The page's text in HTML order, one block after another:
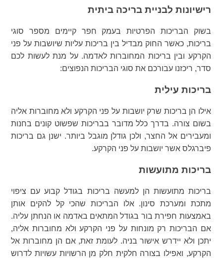
רישיונות לבניית בריכה ביתית
בשוק הבריכות הפרטיות בעמק חפר קיימים מספר סוגי
בריכות, כאשר החוק מבדיל בין בריכות עליות שיושבות על פני
הקרקע ובין בריכות המחוברות לאדמה. על מנת לעשות לכם
סדר, ריכזנו עבורכם את סוגי הבריכות הנפוצים:
בריכות עילית
אילו הן בריכות שרק יושבות על פני הקרקע ולא מחוברות אליה
בשום צורה. בדרך כלל מדובר בבריכות שפשוט קונים בחנות
ומעבירים אל החצר, ולכן גודלן מוגבל ביותר. ישנן גם בריכות
פיברגלס אשר יושבות על פני הקרקע.
בריכות מתועשות
בריכות מתועשות הן למעשה בריכות בגודל קבוע עם ציפוי
מתכת ומערכת סינון. אלו הבריכות שהכי קל להקים אותן
באמצעות חפירת בור בגודל המתאים באדמה או הנחתן עליה.
אם הבריכות רק מונחות על פני הקרקע ולא מחוברות אליה,
יתכן ולא יידרש אישור בניה. לעומת זאת, אם הן מחוברות אל
הקרקע, ואפילו בצורה חלקית חלק מן הרשויות עשויות לדרוש